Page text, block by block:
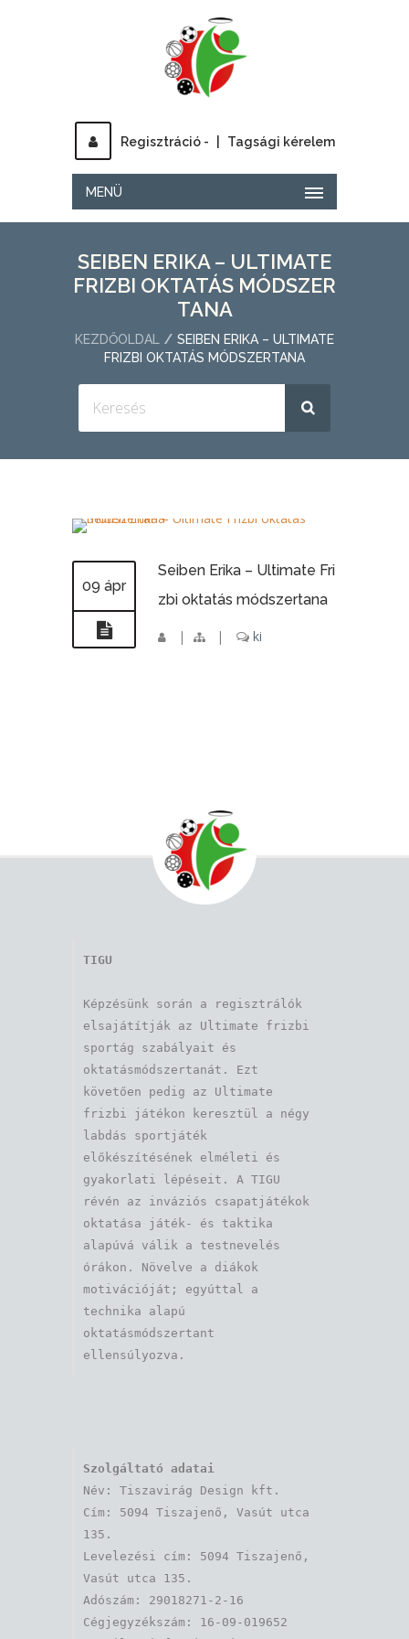
Regisztráció - Tagsági kérelem
MENÜ
SEIBEN ERIKA – ULTIMATE
FRIZBI OKTATÁS MÓDSZER
TANA
KEZDŐOLDAL
SEIBEN ERIKA – ULTIMATE
FRIZBI OKTATÁS MÓDSZERTANA
09 ápr
Seiben Erika – Ultimate Fri
zbi oktatás módszertana
| | ki
TIGU
Képzésünk során a regisztrálók
elsajátítják az Ultimate frizbi
sportág szabályait és
oktatásmódszertanát. Ezt
követően pedig az Ultimate
frizbi játékon keresztül a négy
labdás sportjáték
előkészítésének elméleti és
gyakorlati lépéseit. A TIGU
révén az inváziós csapatjátékok
oktatása játék- és taktika
alapúvá válik a testnevelés
órákon. Növelve a diákok
motivációját; egyúttal a
technika alapú
oktatásmódszertant
ellensúlyozva.
Szolgáltató adatai
Név: Tiszavirág Design kft.
Cím: 5094 Tiszajenő, Vasút utca
135.
Levelezési cím: 5094 Tiszajenő,
Vasút utca 135.
Adószám: 29018271-2-16
Cégjegyzékszám: 16-09-019652